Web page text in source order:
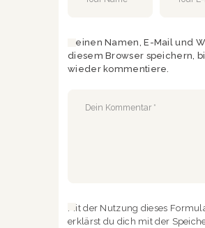
Meinen Namen, E-Mail und
diesem Browser speichern,
wieder kommentiere.
Mit der Nutzung dieses
erklärst du dich mit der